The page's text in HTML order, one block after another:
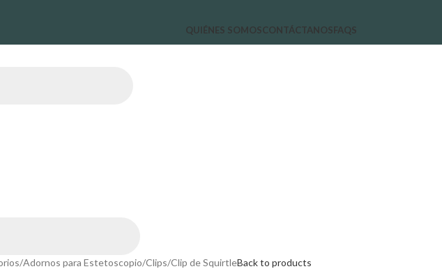
QUIÉNES SOMOSCONTÁCTANOSFAQS
Adornos para Estetoscopio Clips Clip de SquirtleBack to products